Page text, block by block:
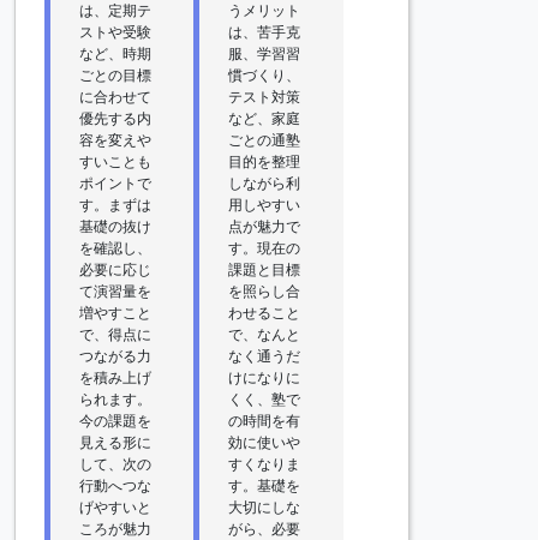
は、定期テ
ストや受験
など、時期
ごとの目標
に合わせて
優先する内
容を変えや
すいことも
ポイントで
す。まずは
基礎の抜け
を確認し、
必要に応じ
て演習量を
増やすこと
で、得点に
つながる力
を積み上げ
られます。
今の課題を
見える形に
して、次の
行動へつな
げやすいと
ころが魅力
うメリット
は、苦手克
服、学習習
慣づくり、
テスト対策
など、家庭
ごとの通塾
目的を整理
しながら利
用しやすい
点が魅力で
す。現在の
課題と目標
を照らし合
わせること
で、なんと
なく通うだ
けになりに
くく、塾で
の時間を有
効に使いや
すくなりま
す。基礎を
大切にしな
がら、必要